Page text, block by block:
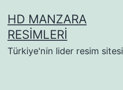
geçHD MANZARA
RESIMLERI
Türkiye'nin lider resim sitesi